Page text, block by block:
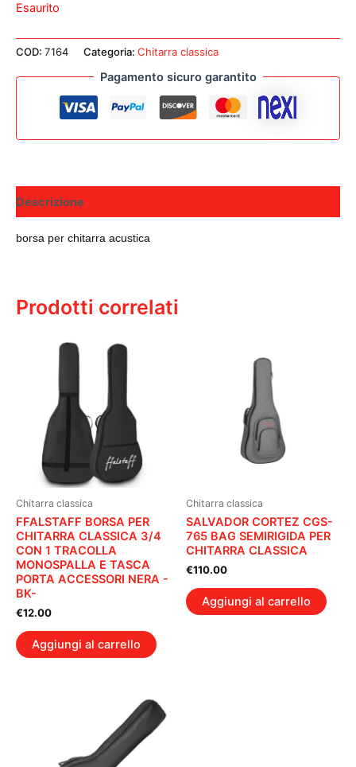
Esaurito
COD: 7164 Categoria: Chitarra classica
Pagamento sicuro garantito
Descrizione
borsa per chitarra acustica
Prodotti correlati
Chitarra classica
FFALSTAFF BORSA PER
CHITARRA CLASSICA 3/4
CON 1 TRACOLLA
MONOSPALLA E TASCA
PORTA ACCESSORI NERA -
BK-
€12.00
Aggiungi al carrello
Chitarra classica
SALVADOR CORTEZ CGS-
765 BAG SEMIRIGIDA PER
CHITARRA CLASSICA
€110.00
Aggiungi al carrello